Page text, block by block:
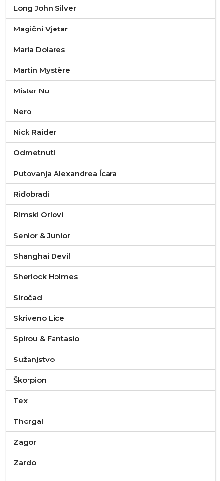
Long John Silver
Magični Vjetar
Maria Dolares
Martin Mystère
Mister No
Nero
Nick Raider
Odmetnuti
Putovanja Alexandrea Ícara
Riđobradi
Rimski Orlovi
Senior & Junior
Shanghai Devil
Sherlock Holmes
Siročad
Skriveno Lice
Spirou & Fantasio
Sužanjstvo
Škorpion
Tex
Thorgal
Zagor
Zardo